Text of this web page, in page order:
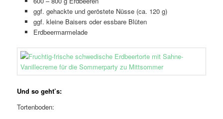
ggf. gehackte und geröstete Nüsse (ca. 120 g)
ggf. kleine Baisers oder essbare Blüten
Erdbeermarmelade
Und so geht’s:
Tortenboden: